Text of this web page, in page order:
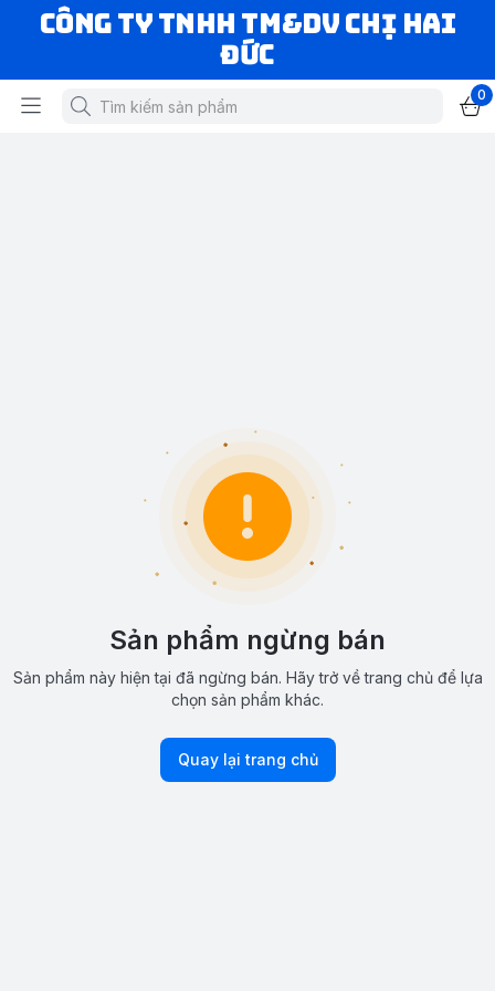
CÔNG TY TNHH TM&DV CHỊ HAI
ĐỨC
0
Sản phẩm ngừng bán
Sản phẩm này hiện tại đã ngừng bán. Hãy trở về trang chủ để lựa
chọn sản phẩm khác.
Quay lại trang chủ